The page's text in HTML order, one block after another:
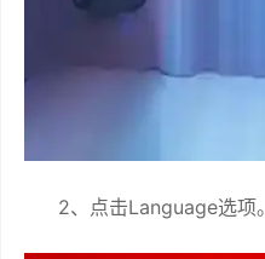
2、点击Language选项。